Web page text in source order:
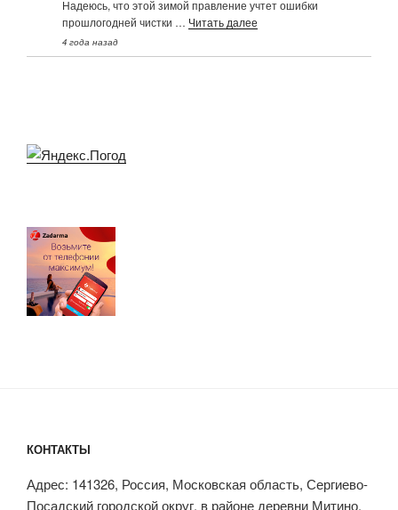
Надеюсь, что этой зимой правление учтет ошибки
прошлогодней чистки … Читать далее
4 года назад
КОНТАКТЫ
Адрес: 141326, Россия, Московская область, Сергиево-
Посадский городской округ, в районе деревни Митино,